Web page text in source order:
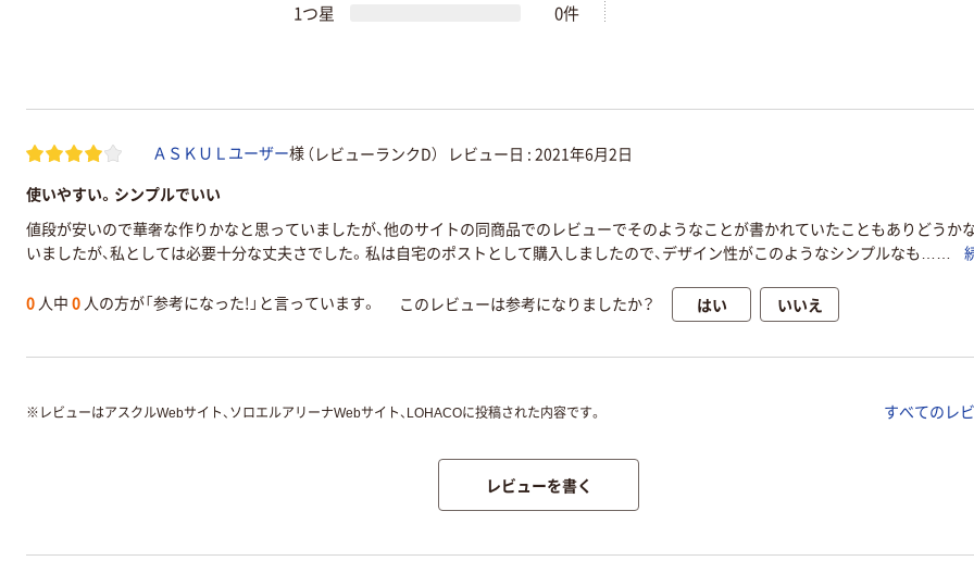
1つ星
0件
ＡＳＫＵＬユーザー様 （レビューランクD） レビュー日 : 2021年6月2日
使いやすい。シンプルでいい
値段が安いので華奢な作りかなと思っていましたが、他のサイトの同商品でのレビューでそのようなことが書かれていたこともありどうか
いましたが、私としては必要十分な丈夫さでした。私は自宅のポストとして購入しましたので、デザイン性がこのようなシンプルなも……
0 人中 0 人の方が「参考になった!」と言っています。 このレビューは参考になりましたか？ はい いいえ
※ レビューはアスクルWebサイト、ソロエルアリーナWebサイト、LOHACOに投稿された内容です。 すべてのレ
レビューを書く